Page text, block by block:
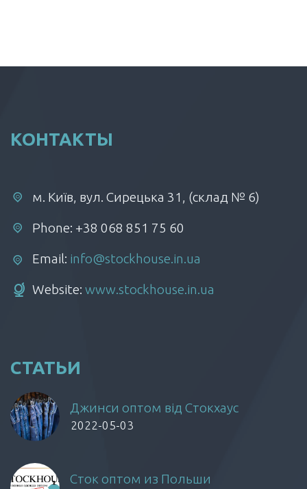
КОНТАКТЫ
м. Київ, вул. Сирецька 31, (склад № 6)
Phone: +38 068 851 75 60
Email: info@stockhouse.in.ua
Website: www.stockhouse.in.ua
СТАТЬИ
Джинси оптом від Стокхаус
2022-05-03
Сток оптом из Польши